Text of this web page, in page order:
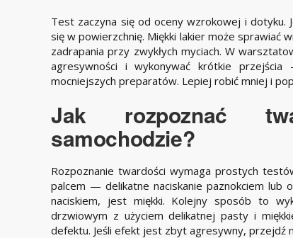
Test zaczyna się od oceny wzrokowej i dotyku.
się w powierzchnię. Miękki lakier może sprawiać
zadrapania przy zwykłych myciach. W
agresywności i wykonywać krótkie
mocniejszych preparatów. Lepiej robić mniej i
Jak rozpoznać
samochodzie?
Rozpoznanie twardości wymaga prostych
palcem — delikatne naciskanie paznokciem lub
naciskiem, jest miękki. Kolejny sposób to
drzwiowym z użyciem delikatnej pasty i
defektu. Jeśli efekt jest zbyt agresywny, przejdź